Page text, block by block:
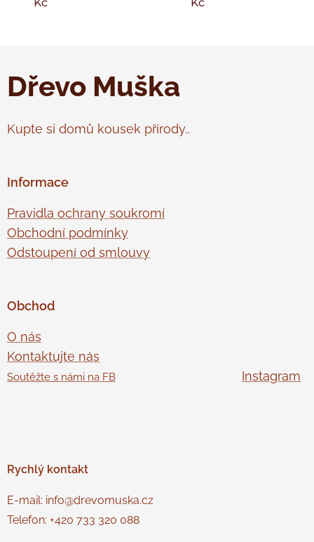
Dřevo Muška
Kupte si domů kousek přírody..
Informace
Pravidla ochrany soukromí
Obchodní podmínky
Odstoupení od smlouvy
Obchod
O nás
Kontaktujte nás
Soutěžte s námi na FB Instagram
Rychlý kontakt
E-mail: info@drevomuska.cz
Telefon: +420 733 320 088